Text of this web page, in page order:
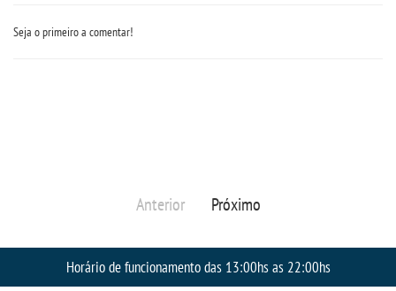
APOIO AO DISCENTE E DOCENTE
LOGIN
Seja o primeiro a comentar!
Anterior Próximo
Horário de funcionamento das 13:00hs as 22:00hs